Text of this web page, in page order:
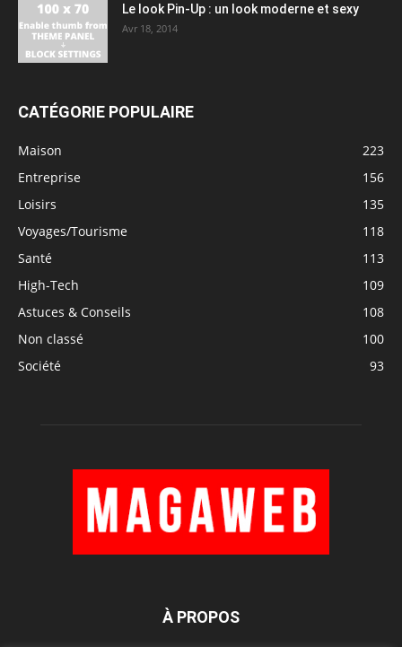
Le look Pin-Up : un look moderne et sexy
Avr 18, 2014
CATÉGORIE POPULAIRE
Maison
223
Entreprise
156
Loisirs
135
Voyages/Tourisme
118
Santé
113
High-Tech
109
Astuces & Conseils
108
Non classé
100
Société
93
À PROPOS